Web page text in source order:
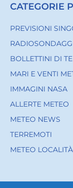
CATEGORIE
PREVISIONI
BOLLETTINI DI
MARI E VENTI
IMMAGINI NASA
ALLERTE METEO
METEO NEWS
TERREMOTI
METEO